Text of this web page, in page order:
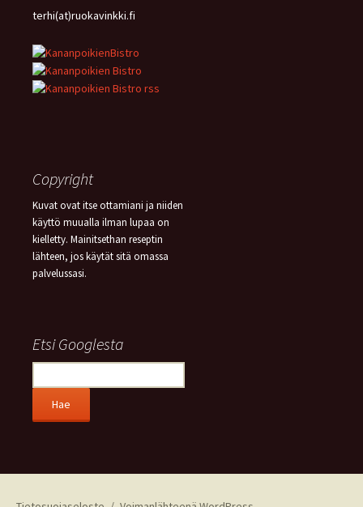
terhi(at)ruokavinkki.fi
Copyright
Kuvat ovat itse ottamiani ja niiden
käyttö muualla ilman lupaa on
kielletty. Mainitsethan reseptin
lähteen, jos käytät sitä omassa
palvelussasi.
Etsi Googlesta